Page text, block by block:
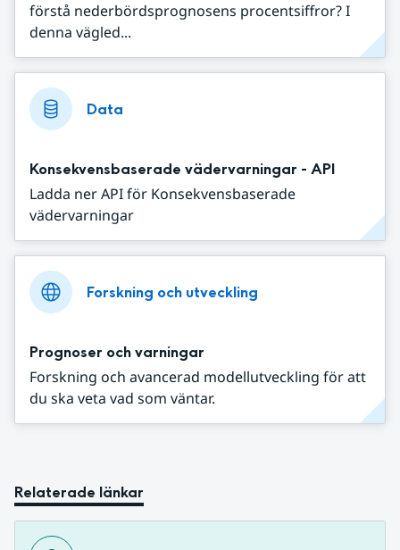
förstå nederbördsprognosens procentsiffror? I
denna vägled...
Data
Konsekvensbaserade vädervarningar - API
Ladda ner API för Konsekvensbaserade
vädervarningar
Forskning och utveckling
Prognoser och varningar
Forskning och avancerad modellutveckling för att
du ska veta vad som väntar.
Relaterade länkar